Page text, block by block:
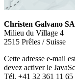
Christen Galvano SA
Milieu du Village 4
2515 Prêles / Suisse
Cette adresse e-mail
devez activer le
Tél. +41 32 361 11 65